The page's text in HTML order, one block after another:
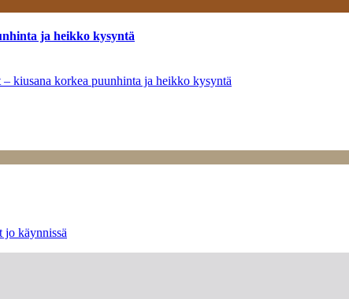
ja heikko kysyntä
kiusana korkea puunhinta ja heikko kysyntä
jo käynnissä